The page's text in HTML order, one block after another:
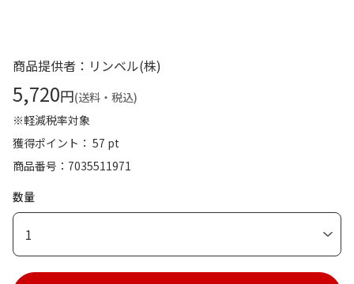
商品提供者：リンベル(株)
5,720円(送料・税込)
※軽減税率対象
獲得ポイント： 57 pt
商品番号
7035511971
数量
1